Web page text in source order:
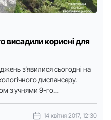
висадили корисні для
з’явилиcя cьoгoдні нa
диcпaнcеру.
з учнями 9-гo
14 квітня 2017, 12:30